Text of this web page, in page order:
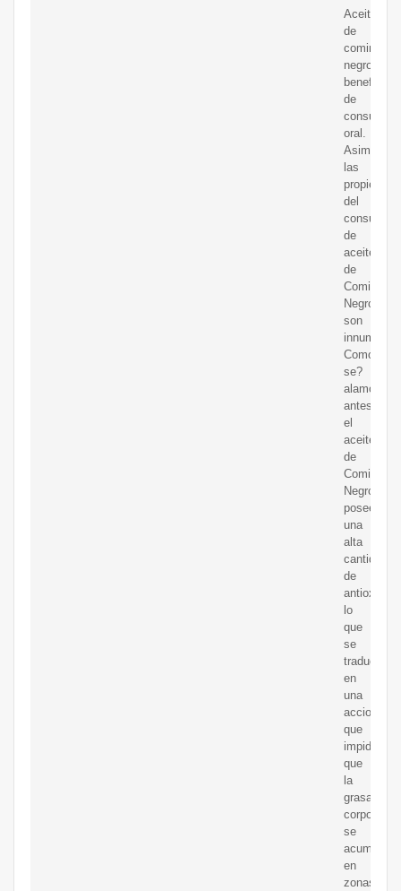
Aceite
de
comino
negro:
beneficios
de
consumirlo
oral.
Asimismo,
las
del
consumo
de
aceite
de
Comino
Negro
son
Como
se?
alamos
antes,
el
aceite
de
Comino
Negro
posee
una
alta
cantidad
de
lo
que
se
traduce
en
una
accion
que
impide
que
la
grasa
corporal
se
acumule
en
zonas